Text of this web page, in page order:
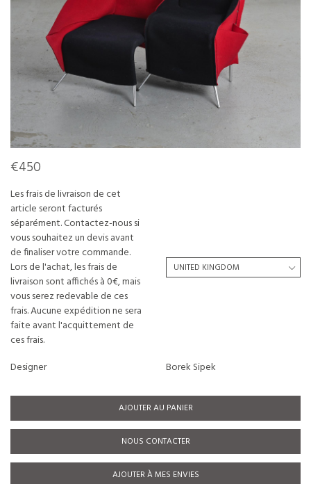
€450
Les frais de livraison de cet
article seront facturés
séparément. Contactez-nous si
vous souhaitez un devis avant
de finaliser votre commande.
Lors de l'achat, les frais de
livraison sont affichés à 0€, mais
vous serez redevable de ces
frais. Aucune expédition ne sera
faite avant l'acquittement de
ces frais.
Designer
Borek Sipek
AJOUTER AU PANIER
NOUS CONTACTER
AJOUTER À MES ENVIES